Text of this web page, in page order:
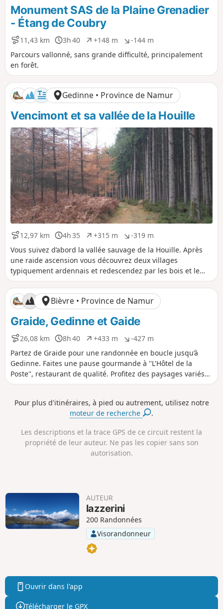
p
o
s
i
n
i
Monument SAS de la Plaine Grenadier
- Étang de Coubry
11,43 km
D
i
s
t
n
c
3h 40
D
u
+148 m
D
é
e
l
p
s
i
t
i
f
-144 m
D
é
e
l
n
g
a
t
i
f
Parcours vallonné, sans grande difficulté, principalement
en forêt.
Gedinne • Province de Namur
Vencimont et sa vallée de la Houille
12,97 km
D
i
s
t
a
n
c
e
4h 35
D
u
r
é
e
+315 m
D
é
n
i
v
e
l
é
p
o
f
-319 m
D
é
n
i
v
e
l
é
n
é
a
i
f
Vous suivez d’abord la vallée sauvage de la Houille. Après
une raide ascension vous découvrez deux villages
typiquement ardennais et redescendez par les bois et le
ruisseau d'Hiek jusqu'à Vencimont.
Bièvre • Province de Namur
Graide, Gedinne et Gaide
26,08 km
D
i
s
t
a
n
8h 40
D
u
r
é
e
+433 m
D
é
n
i
v
e
é
p
s
i
-427 m
D
é
n
i
v
e
é
n
g
a
t
i
Partez de Graide pour une randonnée en boucle jusqu’à
Gedinne. Faites une pause gourmande à ''L'Hôtel de la
Poste'', restaurant de qualité. Profitez des paysages variés
avant de revenir à Graide par un autre sentier. Pensez à
Pour plus d'itinéraires, à pied ou autrement, utilisez notre
moteur de recherche
.
Les descriptions et la trace GPS de ce circuit restent la
propriété de leur auteur. Ne pas les copier sans son
autorisation.
AUTEUR
lazzerini
200 Randonnées
Visorandonneur
Ouvrir dans l'app
Télécharger le GPX